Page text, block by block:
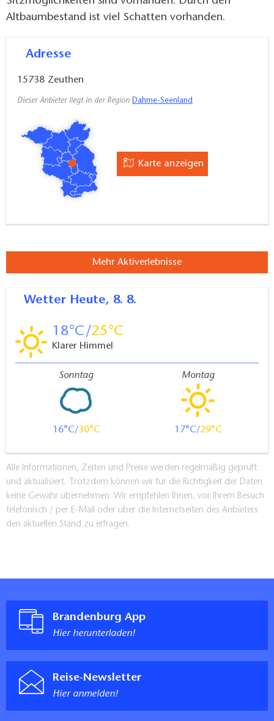
Altbaumbestand ist viel Schatten vorhanden.
Adresse
15738 Zeuthen
Dieser Anbieter liegt in der Region Dahme-Seenland
Karte anzeigen
Mehr Aktiverlebnisse
Wetter Heute, 8. 8.
18 25
Klarer Himmel
Sonntag
16 30
Montag
17 29
Alle Informationen, Zeiten und Preise werden regelmäßig geprüft
und aktualisiert. Trotzdem können wir für die Richtigkeit der Daten
keine Gewähr übernehmen. Wir empfehlen Ihnen, vor Ihrem Besuch
telefonisch / per E-Mail oder über die Internetseiten des Anbieters
den aktuellen Stand zu erfragen.
Brandenburg App
Hier herunterladen!
Reise-Newsletter
Hier anmelden!